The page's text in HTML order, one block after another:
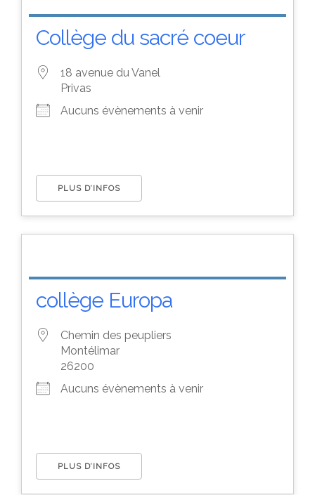
Collège du sacré coeur
18 avenue du Vanel
Privas
Aucuns évènements à venir
PLUS D’INFOS
collège Europa
Chemin des peupliers
Montélimar
26200
Aucuns évènements à venir
PLUS D’INFOS